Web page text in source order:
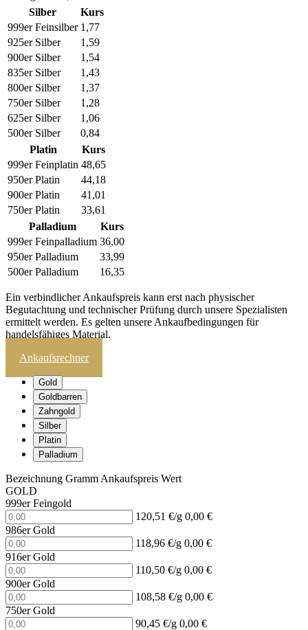
Silber
Kurs
999er Feinsilber 1,77
925er Silber
1,59
900er Silber
1,54
835er Silber
1,43
800er Silber
1,37
750er Silber
1,28
625er Silber
1,06
500er Silber
0,84
Platin
Kurs
999er Feinplatin 48,65
950er Platin
44,18
900er Platin
41,01
750er Platin
33,61
Palladium
Kurs
999er Feinpalladium 36,00
950er Palladium
33,99
500er Palladium
16,35
Ein verbindlicher Ankaufspreis kann erst nach physischer
Begutachtung und technischer Prüfung durch unsere Spezialisten
ermittelt werden. Es gelten unsere Ankaufbedingungen für
handelsfähiges Material.
Ankaufsrechner
Gold
Goldbarren
Zahngold
Silber
Platin
Palladium
Bezeichnung Gramm Ankaufspreis Wert
GOLD
999er Feingold
120,51 €/g 0,00 €
986er Gold
118,96 €/g 0,00 €
916er Gold
110,50 €/g 0,00 €
900er Gold
108,58 €/g 0,00 €
750er Gold
90,45 €/g 0,00 €